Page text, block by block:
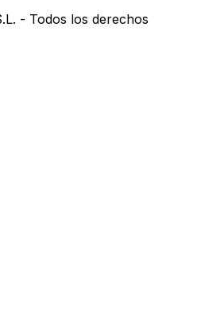
- Todos los derechos